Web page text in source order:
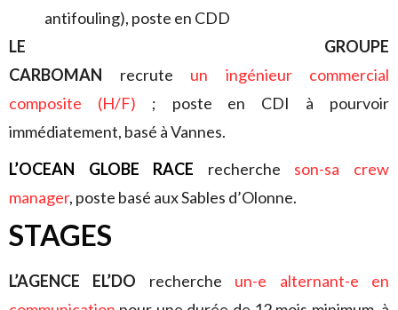
antifouling), poste en CDD
LE GROUPE
CARBOMAN recrute un ingénieur commercial
composite (H/F) ; poste en CDI à pourvoir
immédiatement, basé à Vannes.
L’OCEAN GLOBE RACE
recherche son-sa crew
manager, poste basé aux Sables d’Olonne.
STAGES
L’AGENCE EL’DO recherche un-e alternant-e en